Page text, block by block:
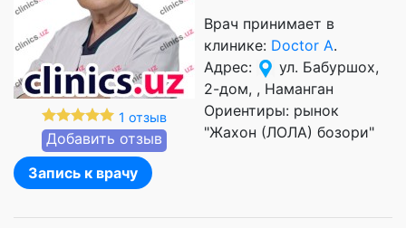
1 отзыв
Добавить отзыв
Врач принимает в
клинике: Doctor A.
Адрес:
ул. Бабуршох,
2-дом, , Наманган
Ориентиры: рынок
"Жахон (ЛОЛА) бозори"
Запись к врачу